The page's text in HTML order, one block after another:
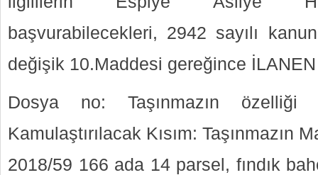
başvurabilecekleri, 2942 sayılı
değişik 10.Maddesi gereğince
Dosya no: Taşınmazın özelliği
Kamulaştırılacak Kısım: Taşınmazın
2018/59 166 ada 14 parsel, fındık